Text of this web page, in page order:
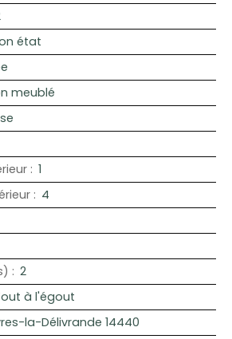
état
meublé
: 1
: 4
: 2
à l'égout
la-Délivrande 14440